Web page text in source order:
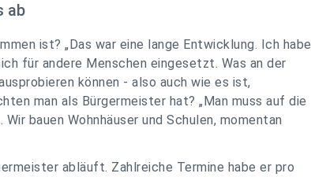
ab
ist? „Das war eine lange Entwicklung. Ich habe
für andere Menschen eingesetzt. Was an der
können - also auch wie es ist,
man als Bürgermeister hat? „Man muss auf die
bauen Wohnhäuser und Schulen, momentan
abläuft. Zahlreiche Termine habe er pro